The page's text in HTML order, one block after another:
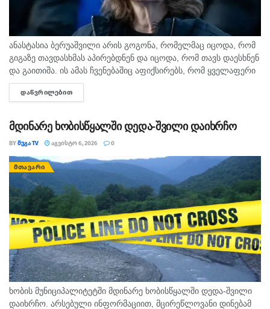
ანასტასია ბერუაშვილი არის გოგონა, რომელმაც იცოდა, რომ
გიგაზე თავდასხმას აპირებდნენ და იცოდა, რომ თავს დაესხნენ
და გაითიშა. ის ამას ჩვენებაშიც აფიქსირებს, რომ ყველაფერი
იცოდა, - ამის შესახებ მოკლული მასწავლებლის, გიგა
ავალიანის...
ᲓᲐᲬᲕᲠᲘᲚᲔᲑᲘᲗ
მდინარე ხობისწყალში დედა-შვილი დაიხრჩო
BYᲛᲔᲒᲐ TV ᲐᲒᲕᲘᲡᲢᲝ 6, 2026 0
ᲛᲗᲐᲕᲐᲠᲘ
ხობის მუნიციპალიტეტში მდინარე ხობისწყალში დედა-შვილი
დაიხრჩო. არსებული ინფორმაციით, მცირეწლოვანი დინებამ